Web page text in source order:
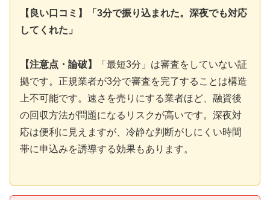
【良い口コミ】「3分で振り込まれた。深夜でも対応
してくれた」
【注意点・論破】
「最短3分」は審査をしていない証
拠です。正規業者が3分で審査を完了することは構造
上不可能です。速さを売りにする業者ほど、融資後
の回収方法が問題になるリスクが高いです。深夜対
応は便利に見えますが、冷静な判断がしにくい時間
帯に申込みを誘導する効果もあります。